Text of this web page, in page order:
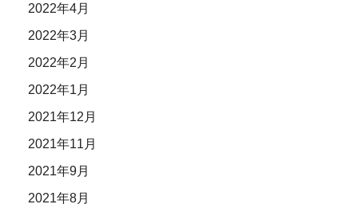
2022年4月
2022年3月
2022年2月
2022年1月
2021年12月
2021年11月
2021年9月
2021年8月